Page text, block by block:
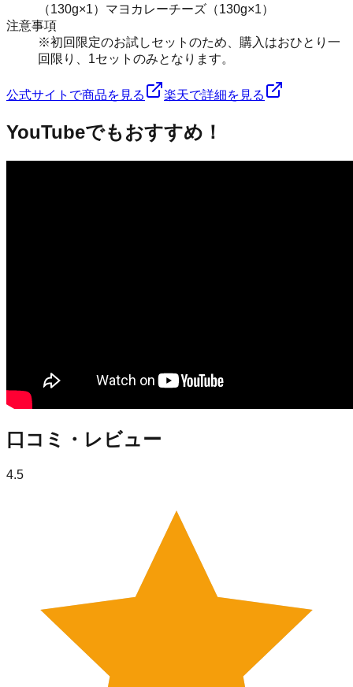
（130g×1）マヨカレーチーズ（130g×1）
注意事項
※初回限定のお試しセットのため、購入はおひとり一
回限り、1セットのみとなります。
公式サイトで商品を見る 楽天で詳細を見る
YouTubeでもおすすめ！
口コミ・レビュー
4.5